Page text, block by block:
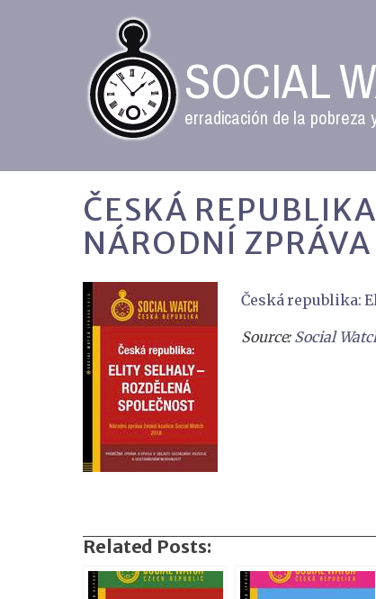
SOCIAL
erradicación de la pobreza
ČESKÁ
NÁRODNÍ
Česká republika:
Source: Social
Related Posts: